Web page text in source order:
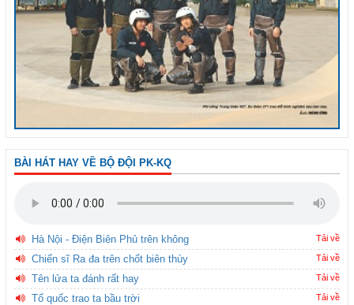
BÀI HÁT HAY VỀ BỘ ĐỘI PK-KQ
Hà Nội - Điện Biên Phủ trên không Tải về
Chiến sĩ Ra đa trên chốt biên thùy Tải về
Tên lửa ta đánh rất hay Tải về
Tổ quốc trao ta bầu trời Tải về